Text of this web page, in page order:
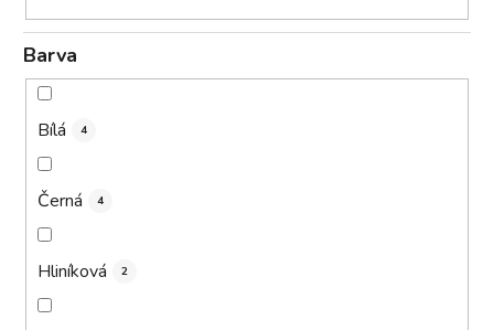
Barva
Bílá 4
Černá 4
Hliníková 2